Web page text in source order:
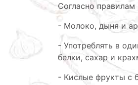
Согласно
- Молоко, дыня и
- Употреблять в
белки, сахар и
- Кислые фрукты с